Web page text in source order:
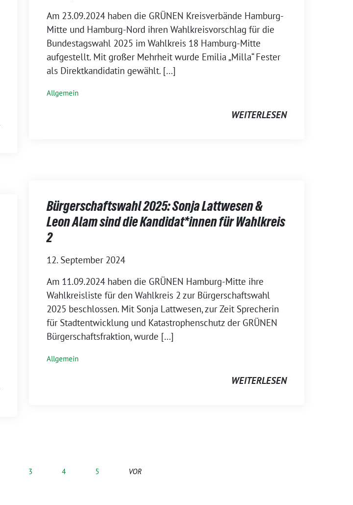
Am 23.09.2024 haben die GRÜNEN Kreisverbände Hamburg-
Mitte und Hamburg-Nord ihren Wahlkreisvorschlag für die
Bundestagswahl 2025 im Wahlkreis 18 Hamburg-Mitte
aufgestellt. Mit großer Mehrheit wurde Emilia „Milla“ Fester
als Direktkandidatin gewählt. […]
Allgemein
WEITERLESEN
Bürgerschaftswahl 2025: Sonja Lattwesen &
Leon Alam sind die Kandidat*innen für Wahlkreis
2
12. September 2024
Am 11.09.2024 haben die GRÜNEN Hamburg-Mitte ihre
Wahlkreisliste für den Wahlkreis 2 zur Bürgerschaftswahl
2025 beschlossen. Mit Sonja Lattwesen, zur Zeit Sprecherin
für Stadtentwicklung und Katastrophenschutz der GRÜNEN
Bürgerschaftsfraktion, wurde […]
Allgemein
WEITERLESEN
3 4 5 VOR